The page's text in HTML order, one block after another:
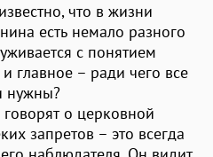
что в жизни
есть немало разного
с понятием
главное – ради чего все
нужны?
о церковной
запретов – это всегда